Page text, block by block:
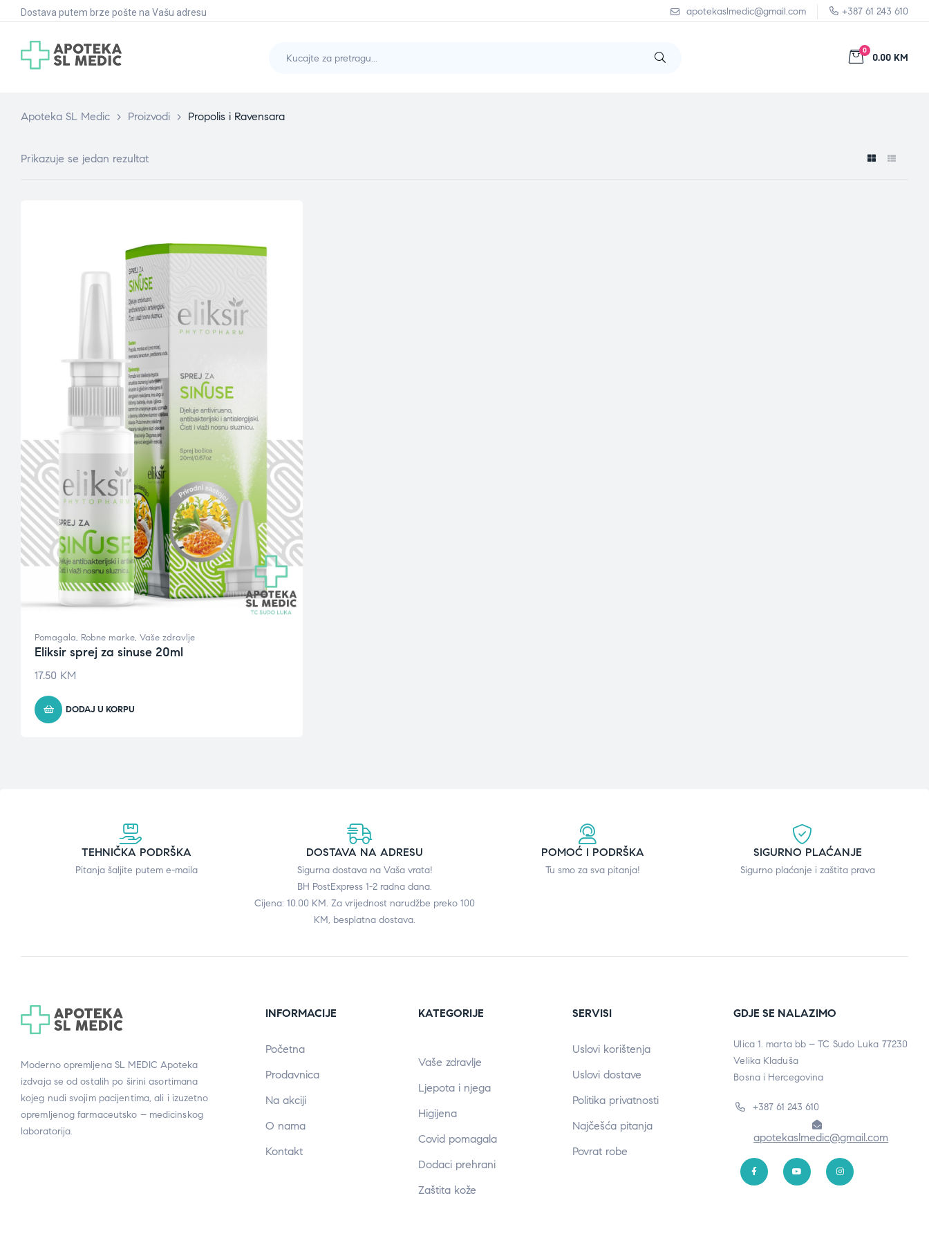
Dostava putem brze pošte na Vašu adresu apotekaslmedic@gmail.com +387 61 243 610
0
0.00 KM
Apoteka SL Medic > Proizvodi > Propolis i Ravensara
Prikazuje se jedan rezultat
Pomagala, Robne marke, Vaše zdravlje
Eliksir sprej za sinuse 20ml
17.50 KM
DODAJ U KORPU
TEHNIČKA PODRŠKA
Pitanja šaljite putem e-maila
DOSTAVA NA ADRESU
Sigurna dostava na Vaša vrata!
BH PostExpress 1-2 radna dana.
Cijena: 10.00 KM. Za vrijednost narudžbe preko 100
KM, besplatna dostava.
POMOĆ I PODRŠKA
Tu smo za sva pitanja!
SIGURNO PLAĆANJE
Sigurno plaćanje i zaštita prava
Moderno opremljena SL MEDIC Apoteka
izdvaja se od ostalih po širini asortimana
kojeg nudi svojim pacijentima, ali i izuzetno
opremljenog farmaceutsko – medicinskog
laboratorija.
INFORMACIJE
Početna
Prodavnica
Na akciji
O nama
Kontakt
KATEGORIJE
Vaše zdravlje
Ljepota i njega
Higijena
Covid pomagala
Dodaci prehrani
Zaštita kože
SERVISI
Uslovi korištenja
Uslovi dostave
Politika privatnosti
Najčešća pitanja
Povrat robe
GDJE SE NALAZIMO
Ulica 1. marta bb – TC Sudo Luka 77230
Velika Kladuša
Bosna i Hercegovina
+387 61 243 610
apotekaslmedic@gmail.com